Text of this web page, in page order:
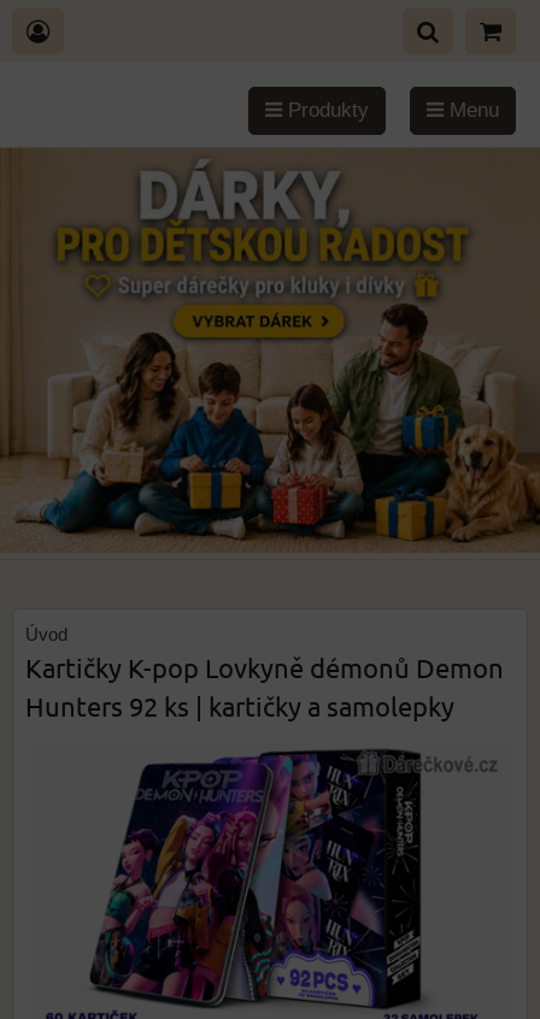
Produkty Menu
Úvod
Kartičky K-pop Lovkyně démonů Demon
Hunters 92 ks | kartičky a samolepky